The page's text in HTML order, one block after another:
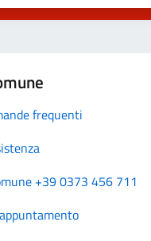
frequenti
+39 0373 456 711